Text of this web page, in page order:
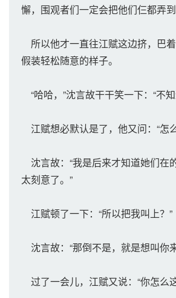
懈，围观者们一定会把他们仨都弄到
所以他才一直往江赋这边挤，巴
假装轻松随意的样子。
“哈哈，”沈言故干干笑一下：“不
江赋想必默认是了，他又问：“怎
沈言故：“我是后来才知道她们在
太刻意了。”
江赋顿了一下：“所以把我叫上？”
沈言故：“那倒不是，就是想叫你
过了一会儿，江赋又说：“你怎么